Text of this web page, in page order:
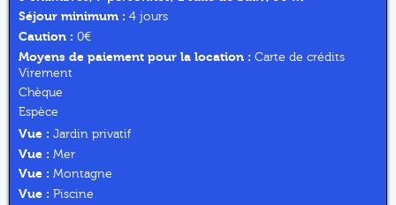
Séjour minimum : 4 jours
Caution : 0€
Moyens de paiement pour la location : Carte de crédits
Virement
Chèque
Espèce
Vue : Jardin privatif
Vue : Mer
Vue : Montagne
Vue : Piscine